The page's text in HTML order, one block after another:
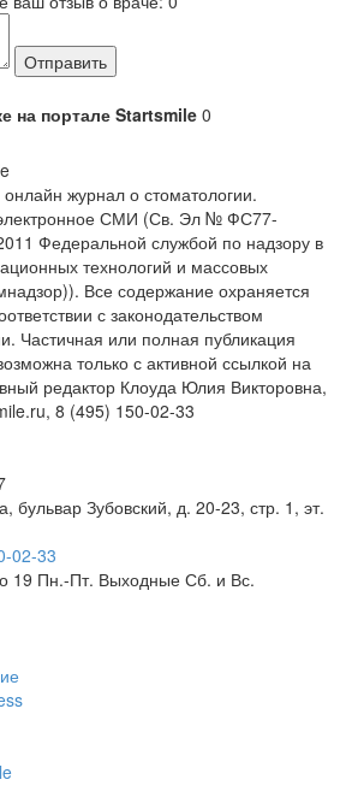
на портале Startsmile 0
журнал о стоматологии.
электронное СМИ (Св. Эл № ФС77-
Федеральной службой по надзору в
технологий и массовых
Все содержание охраняется
с законодательством
Частичная или полная публикация
только с активной ссылкой на
редактор Клоуда Юлия Викторовна,
8 (495) 150-02-33
, бульвар Зубовский, д. 20-23, стр. 1, эт.
02-33
19 Пн.-Пт. Выходные Сб. и Вс.